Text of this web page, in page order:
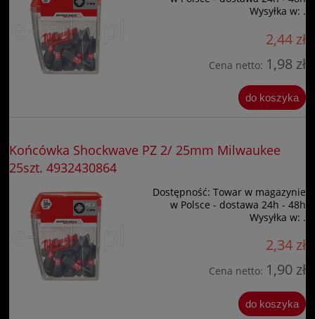
Wysyłka w: .
2,44 zł
Cena netto: 1,98 zł
do koszyka
Końcówka Shockwave PZ 2/ 25mm Milwaukee
25szt. 4932430864
Dostępność: Towar w magazynie
w Polsce - dostawa 24h - 48h
Wysyłka w: .
2,34 zł
Cena netto: 1,90 zł
do koszyka